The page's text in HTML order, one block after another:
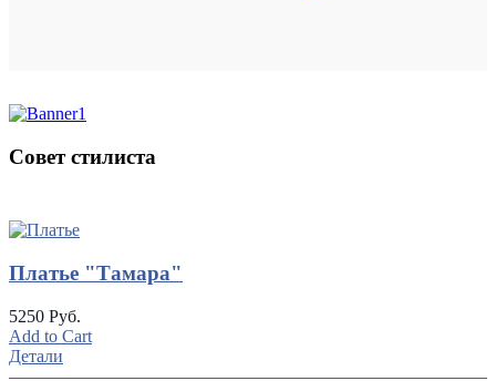
Совет стилиста
Платье "Тамара"
5250 Руб.
Add to Cart
Детали